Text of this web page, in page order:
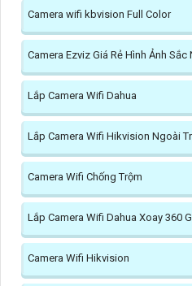
Camera wifi kbvision Full Color
Camera Ezviz Giá Rẻ Hình Ảnh Sắc
Lắp Camera Wifi Dahua
Lắp Camera Wifi Hikvision Ngoài
Camera Wifi Chống Trộm
Lắp Camera Wifi Dahua Xoay 360
Camera Wifi Hikvision